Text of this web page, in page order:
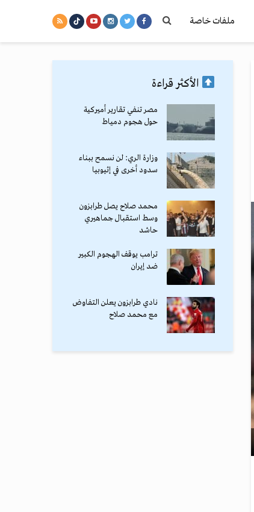
ملفات خاصة
الأكثر قراءة
مصر تنفي تقارير أميركية
حول هجوم دمياط
وزارة الري: لن نسمح ببناء
سدود أخرى في إثيوبيا
محمد صلاح يصل طرابزون
وسط استقبال جماهيري
حاشد
ترامب يوقف الهجوم الكبير
ضد إيران
نادي طرابزون يعلن التفاوض
مع محمد صلاح